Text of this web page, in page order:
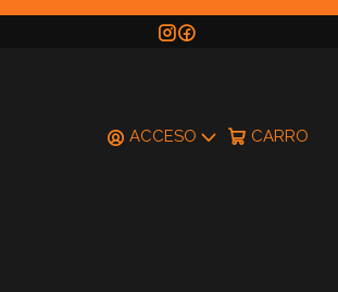
ACCESO CARRO